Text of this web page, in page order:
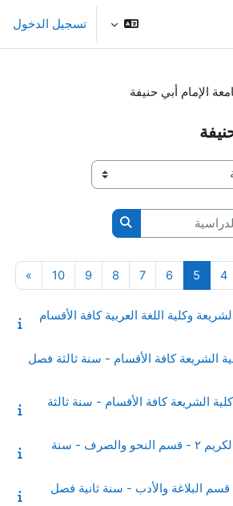
تسجيل الدخول
الإمام أبي حنيفة
البحث في المقررات
3
4صفحة 4
5 صفحة 5
6 صفحة 6
7صفحة 7
8 صفحة 8
9 صفحة 9
10صفحة 10
»
وكلية اللغة العربية كافة الأقسام
الشخصية 1 - كلية الشريعة كافة الأقسام - سنة ثالثة فصل
آيات الأحكام ٣ - كلية الشريعة كافة الأقسام - سنة ثالثة
إعراب آيات من القرآن الكريم ٢ - قسم النحو والصرف - سنة
البلاغة والأدب - سنة ثانية فصل